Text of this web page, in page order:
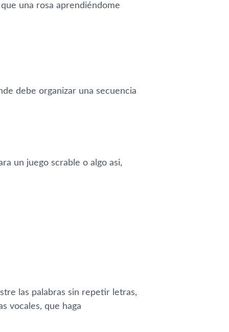
una rosa aprendiéndome
debe organizar una secuencia
un juego scrable o algo asi,
las palabras sin repetir letras,
vocales, que haga